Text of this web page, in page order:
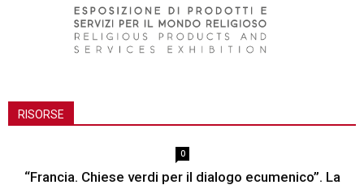
RISORSE
0
“Francia. Chiese verdi per il dialogo ecumenico”. La